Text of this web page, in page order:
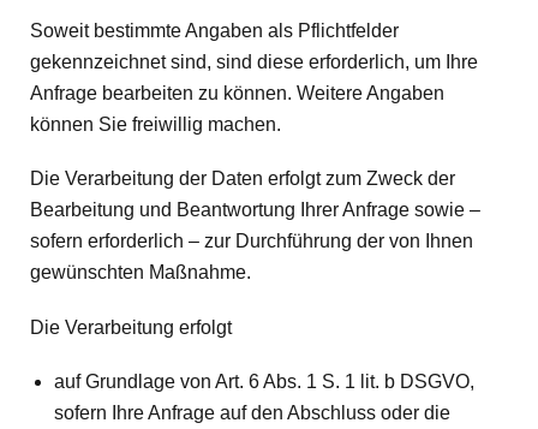
Soweit bestimmte Angaben als Pflichtfelder
gekennzeichnet sind, sind diese erforderlich, um Ihre
Anfrage bearbeiten zu können. Weitere Angaben
können Sie freiwillig machen.
Die Verarbeitung der Daten erfolgt zum Zweck der
Bearbeitung und Beantwortung Ihrer Anfrage sowie –
sofern erforderlich – zur Durchführung der von Ihnen
gewünschten Maßnahme.
Die Verarbeitung erfolgt
auf Grundlage von Art. 6 Abs. 1 S. 1 lit. b DSGVO,
sofern Ihre Anfrage auf den Abschluss oder die